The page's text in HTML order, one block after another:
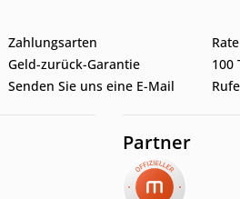
Zahlungsarten
Geld-zurück-Garantie
100
Senden Sie uns eine E-Mail
Partner